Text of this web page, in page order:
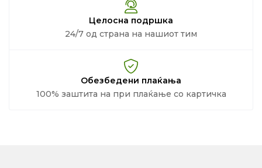
Целосна подршка
24/7 од страна на нашиот тим
Обезбедени плаќања
100% заштита на при плаќање со картичка